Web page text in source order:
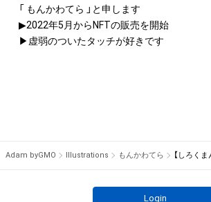
アイテムに関する注意事項
・本アイテムに関する創作物(画像および映像
ロゴ等を含みますがこれらに限られません。
作権を有する方、著作隣接権の権利者また
知的財産権を有することを意味しません。
アイテムの保有者が有する権利」の範囲を超
「 もんかわてら 」と申します
▶2022年5月からNFTの販売を開始
▶虚弱のついたタッチが好きです
Adam byGMO Illustrations もんかわてら
Login